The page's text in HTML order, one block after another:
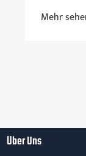
Mehr
Über Uns